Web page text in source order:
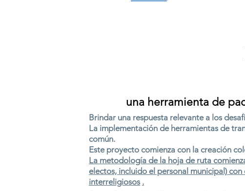
una herramienta de
Brindar una respuesta relevante a los
La implementación de herramientas de
común.
Este proyecto comienza con la creación
La metodología de la hoja de ruta
electos, incluido el personal municipal)
interreligiosos .